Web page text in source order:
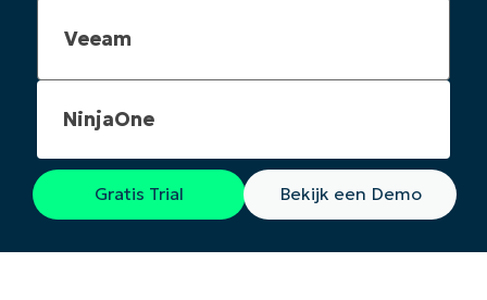
NinjaOne
Gratis Trial Bekijk een Demo